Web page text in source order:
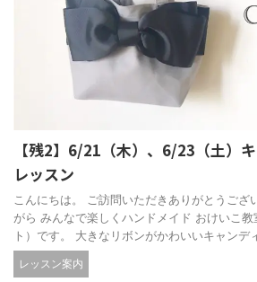
【残2】6/21（木）、6/23（土）
レッスン
こんにちは。 ご訪問いただきありがとうござ
がら みんなで楽しくハンドメイド おけいこ
ト）です。 大きなリボンがかわいいキャンデ
レッスン案内